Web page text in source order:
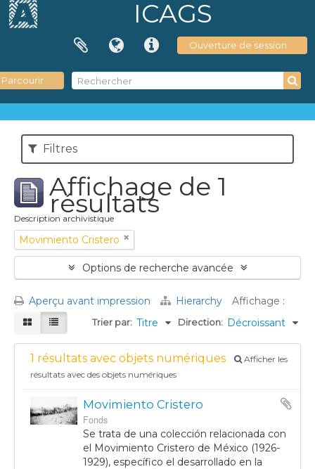
ICAGS
Ouverture de session
Parcourir
Filtres
Affichage de 1
résultats
Description archivistique
Movimiento Cristero
Options de recherche avancée
Aperçu avant impression Hierarchy Affichage :
Trier par: Titre Direction: Décroissant
1 résultats avec objets numériques
Afficher les
résultats avec des objets numériques
Movimiento Cristero
Fonds
Se trata de una colección relacionada con
el Movimiento Cristero de México (1926-
1929), específico el desarrollado en la